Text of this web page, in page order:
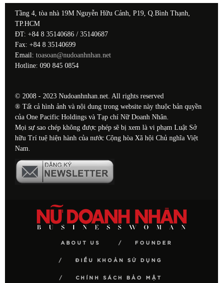
Tầng 4, tòa nhà 19M Nguyễn Hữu Cảnh, P19, Q.Bình Thạnh,
TP.HCM
ĐT: +84 8 35140686 / 35140687
Fax: +84 8 35140699
Email: toasoan@nudoanhnhan.net
Hotline: 090 845 0854
© 2008 - 2023 Nudoanhnhan.net. All rights reserved
® Tất cả hình ảnh và nội dung trong website này thuộc bản quyền
của One Pacific Holdings và Tạp chí Nữ Doanh Nhân.
Mọi sự sao chép không được phép sẽ bị xem là vi phạm Luật Sở
hữu Trí tuệ hiện hành của nước Cộng hòa Xã hội Chủ nghĩa Việt
Nam.
ABOUT US FOUNDER
ĐIỀU KHOẢN SỬ DỤNG
CHÍNH SÁCH BẢO MẬT